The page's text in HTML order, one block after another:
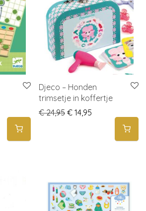
Djeco – Honden
trimsetje in koffertje
€24,95 Original price was: €
€ 14,95